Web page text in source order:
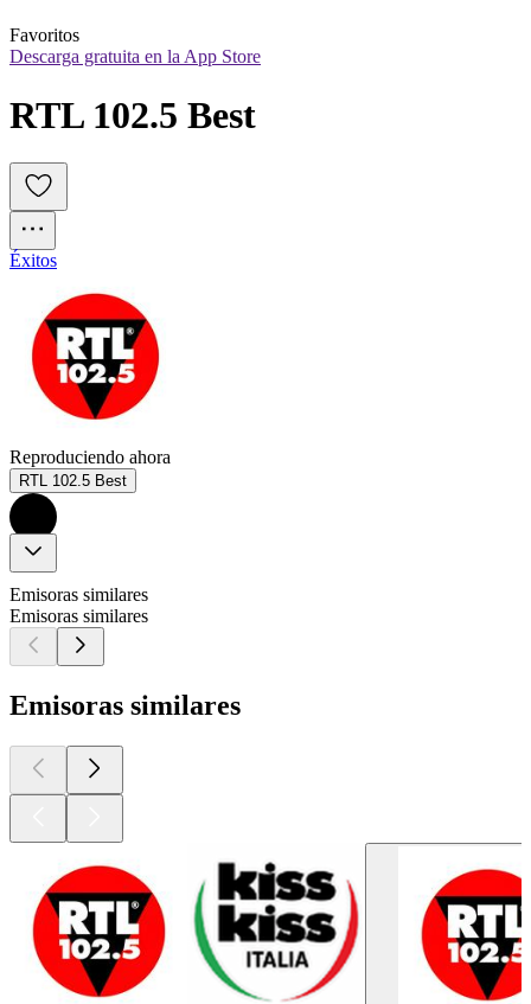
Favoritos
Descarga gratuita en la App Store
RTL 102.5 Best
Éxitos
Reproduciendo ahora
RTL 102.5 Best
Emisoras similares
Emisoras similares
Emisoras similares